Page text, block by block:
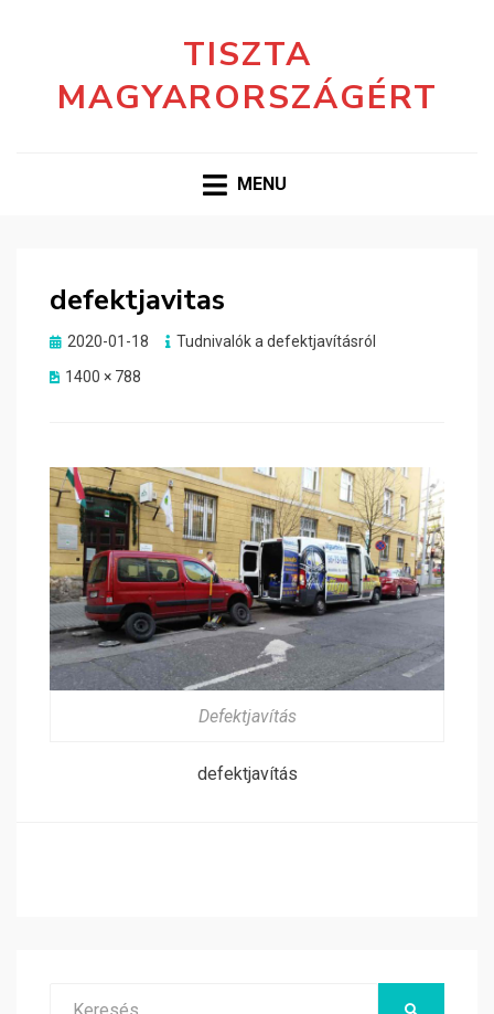
TISZTA
MAGYARORSZÁGÉRT
MENU
defektjavitas
Posted
2020-01-18
Tudnivalók a defektjavításról
1400 × 788
Defektjavítás
defektjavítás